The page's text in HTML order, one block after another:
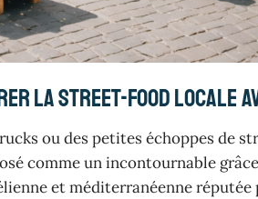
la street-food locale
ou des petites échoppes de
comme un incontournable
et méditerranéenne réputée